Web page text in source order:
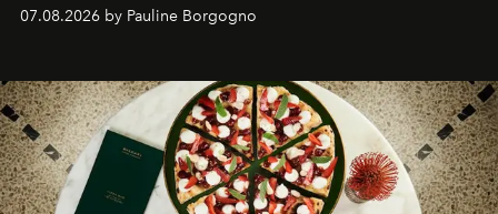
07.08.2026 by Pauline Borgogno